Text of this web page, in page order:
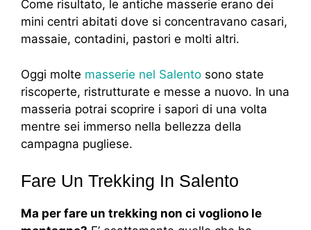
Come risultato, le antiche masserie erano dei
mini centri abitati dove si concentravano casari,
massaie, contadini, pastori e molti altri.
Oggi molte masserie nel Salento sono state
riscoperte, ristrutturate e messe a nuovo. In una
masseria potrai scoprire i sapori di una volta
mentre sei immerso nella bellezza della
campagna pugliese.
Fare Un Trekking In Salento
Ma per fare un trekking non ci vogliono le